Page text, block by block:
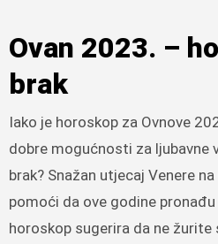
Ovan 2023. –
brak
Iako je horoskop za Ovnove
dobre mogućnosti za ljubavne
brak? Snažan utjecaj Venere
pomoći da ove godine pronađu
horoskop sugerira da ne